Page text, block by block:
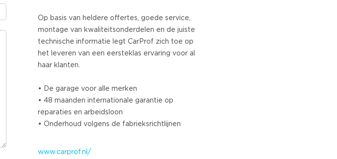
Op basis van heldere offertes, goede service,
montage van kwaliteitsonderdelen en de juiste
technische informatie legt CarProf zich toe op
het leveren van een eersteklas ervaring voor al
haar klanten.
• De garage voor alle merken
• 48 maanden internationale garantie op
reparaties en arbeidsloon
• Onderhoud volgens de fabrieksrichtlijnen
www.carprof.nl/